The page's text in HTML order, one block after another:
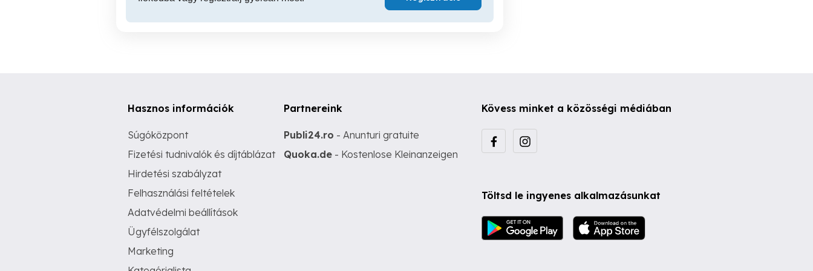
Hasznos információk
Súgóközpont
Fizetési tudnivalók és díjtáblázat
Hirdetési szabályzat
Felhasználási feltételek
Adatvédelmi beállítások
Ügyfélszolgálat
Marketing
Partnereink
Publi24.ro - Anunturi gratuite
Quoka.de - Kostenlose Kleinanzeigen
Kövess minket a közösségi médiában
Töltsd le ingyenes alkalmazásunkat